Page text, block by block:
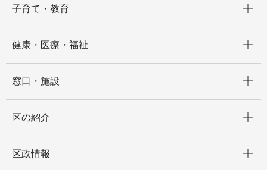
子育て・教育
健康・医療・福祉
窓口・施設
区の紹介
区政情報